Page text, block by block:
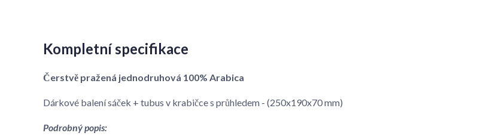
Kompletní specifikace
Čerstvě pražená jednodruhová 100% Arabica
Dárkové balení sáček + tubus v krabičce s průhledem - (250x190x70 mm)
Podrobný popis: